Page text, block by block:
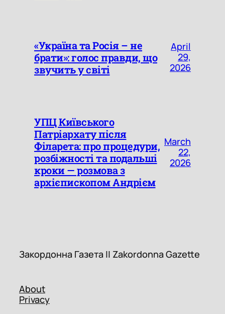
«Україна та Росія – не
брати»: голос правди, що
звучить у світі
April
29,
2026
УПЦ Київського
Патріархату після
Філарета: про процедури,
розбіжності та подальші
кроки — розмова з
архієпископом Андрієм
March
22,
2026
Закордонна Газета ||
Закордонна Газета || Zakordonna Gazette
About
Privacy